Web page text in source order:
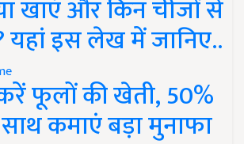
खाएं और किन चीजों से
इस लेख में जानिए..
फूलों की खेती, 50%
कमाएं बड़ा मुनाफा